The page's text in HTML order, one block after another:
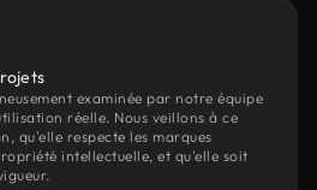
examinée par notre équipe
réelle. Nous veillons à ce
qu'elle respecte les marques
intellectuelle, et qu'elle soit